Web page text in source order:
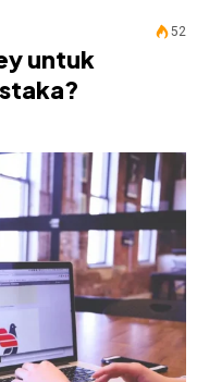
52
untuk